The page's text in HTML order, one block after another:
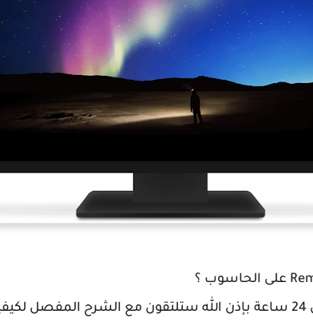
كما سبق وأن ذكرنا في أقل من 24 ساعة بإذن الله ستلتقون مع الشرح